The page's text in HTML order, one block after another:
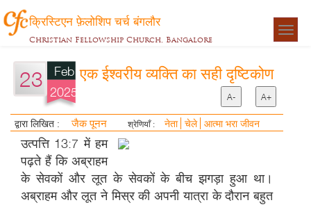
क्रिस्टिएन फ़ेलोशिप चर्च बंगलौर
Christian Fellowship Church, Bangalore
23
Feb
2025
एक ईश्वरीय व्यक्ति का सही दृष्टिकोण
A- A+
द्वारा लिखित : जैक पूनन श्रेणियाँ : नेता चेले आत्मा भरा जीवन
उत्पत्ति 13:7 में हम
पढ़ते हैं कि अब्राहम
के सेवकों और लूत के सेवकों के बीच झगड़ा हुआ था।
अब्राहम और लूत ने मिस्र की अपनी यात्रा के दौरान बहुत